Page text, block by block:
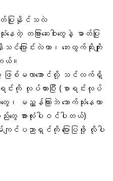
ာတ်ပြုနိုင်သလဲ
ေတဲ့ တခြားဆေးဝါးတွေနဲ့ ဓာတ်ပြု
င်ပြောင်းလဲတာ၊ ဘေးထွက်ဆိုးကျိုး
ယ်။
ေ ဖြစ်မလာအောင်လို့ သင်လက်ရှိ
ာရင်းကို လုပ်ထားပြီး (စာရင်းလုပ်
ေ၊ မညွှန်ကြားဘဲ သောက်သုံးနေတာ
ေ အားလုံးပါဝင်ပါတယ်)
ကျင်ပညာရှင်ကို ပြောပြဖို့ လိုပါ